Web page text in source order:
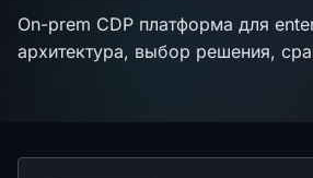
On-prem CDP платформа для
архитектура, выбор решения,